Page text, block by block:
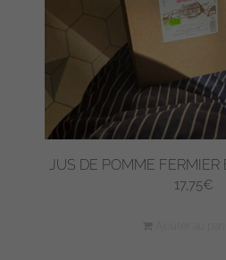
JUS DE POMME FERMIER
17,75€